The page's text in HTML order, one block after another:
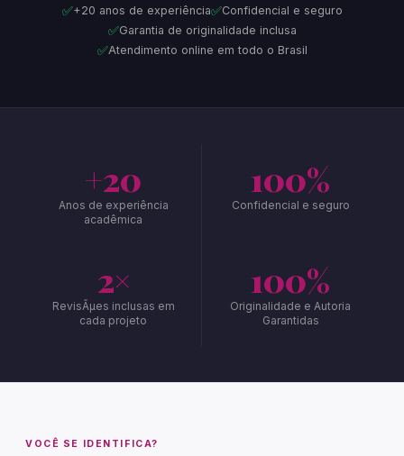
✅+20 anos de experiência✅Confidencial e seguro
✅Garantia de originalidade inclusa
✅Atendimento online em todo o Brasil
+20
Anos de experiência
acadêmica
100%
Confidencial e seguro
2×
RevisÃµes inclusas em
cada projeto
100%
Originalidade e Autoria
Garantidas
VOCÊ SE IDENTIFICA?